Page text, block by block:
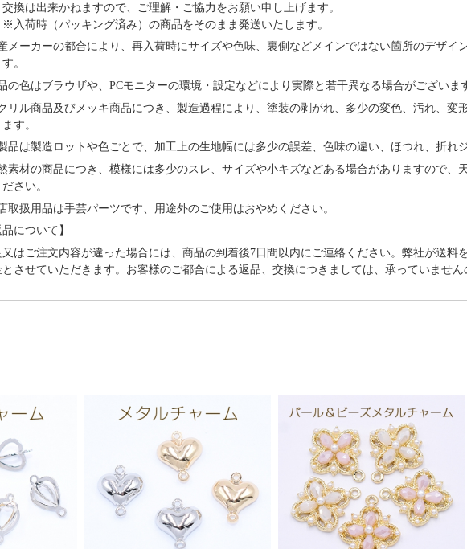
交換は出来かねますので、ご理解・ご協⼒をお願い申し上げます。
※⼊荷時（パッキング済み）の商品をそのまま発送いたします。
メーカーの都合により、再⼊荷時にサイズや⾊味、裏側などメインではない箇所のデザイ
す。
の⾊はブラウザや、PCモニターの環境・設定などにより実際と若⼲異なる場合がございま
リル商品及びメッキ商品につき、製造過程により、塗装の剥がれ、多少の変色、汚れ、変
ます。
品は製造ロットや色ごとで、加工上の生地幅には多少の誤差、色味の違い、ほつれ、折れ
素材の商品につき、模様には多少のスレ、サイズや小キズなどある場合がありますので、
ださい。
取扱用品は⼿芸パーツです、⽤途外のご使⽤はおやめください。
品について】
又はご注文内容が違った場合には、商品の到着後7日間以内にご連絡ください。弊社が送料
とさせていただきます。お客様のご都合による返品、交換につきましては、承っていません